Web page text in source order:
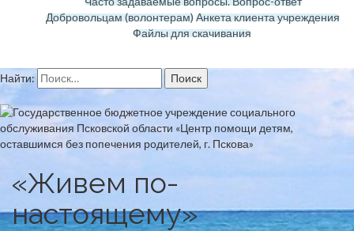
Добровольцам (волонтерам)Анкета клиента учреждения
Файлы для скачивания
Найти:
«Живем по-
настоящему»